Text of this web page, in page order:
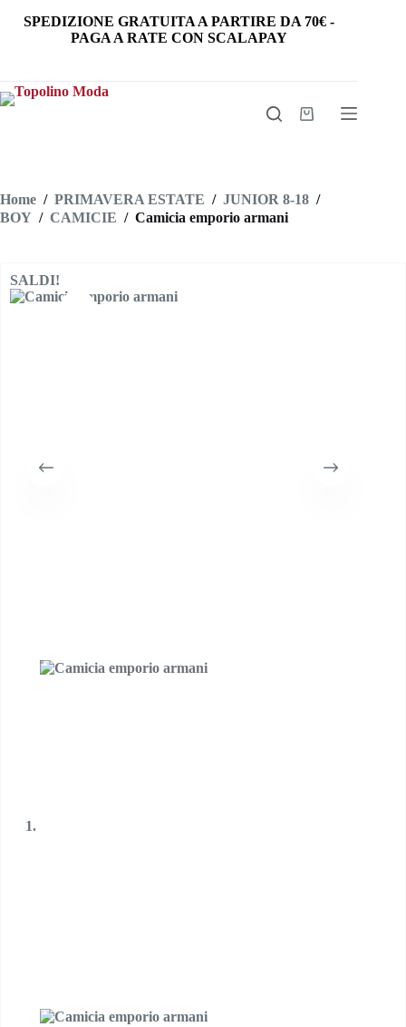
SPEDIZIONE GRATUITA A PARTIRE DA 70€ -
PAGA A RATE CON SCALAPAY
Carrello
Home / PRIMAVERA ESTATE / JUNIOR 8-18 /
BOY / CAMICIE / Camicia emporio armani
SALDI!